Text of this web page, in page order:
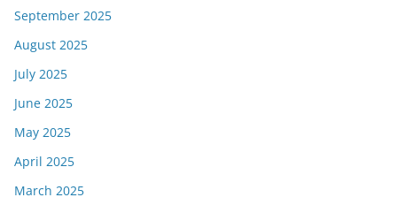
September 2025
August 2025
July 2025
June 2025
May 2025
April 2025
March 2025